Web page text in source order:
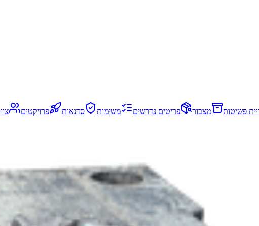
פשיטות מצבור פריטים נדרשים משימות סדנאות פרויקטים